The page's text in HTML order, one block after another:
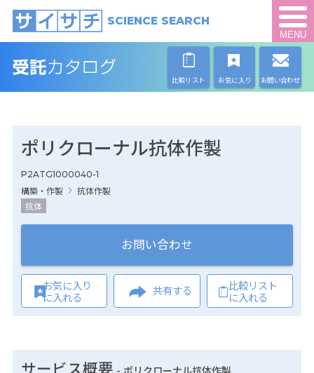
SCIENCE SEARCH
MENU
比較リスト お気に入り お問い合わせ
ポリクローナル抗体作製
P2ATG1000040-1
構築・作製
抗体作製
抗体
お問い合わせ
お気に入り
に入れる
共有する
比較リスト
に入れる
サービス概要